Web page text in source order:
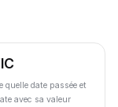
date passée et
avec sa valeur